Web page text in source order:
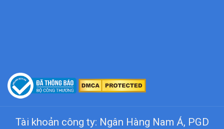
Tài khoản công ty: Ngân Hàng Nam Á, PGD